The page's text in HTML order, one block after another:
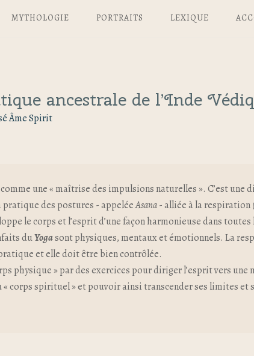
MYTHOLOGIE PORTRAITS LEXIQUE
ancestrale de l’Inde
Âme Spirit
une « maîtrise des impulsions naturelles ». C’est une
des postures - appeléeAsana- alliée à la respiration
le corps et l’esprit d’une façon harmonieuse dans
duYogasont physiques, mentaux et émotionnels. La
et elle doit être bien contrôlée.
physique » par des exercices pour diriger l’esprit vers
« corps spirituel » et pouvoir ainsi transcender ses limites et